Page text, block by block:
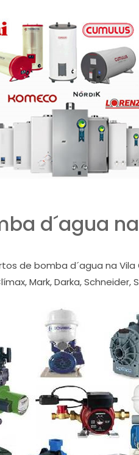
d´agua
de bomba d´agua na Vila
Mark, Darka, Schneider,